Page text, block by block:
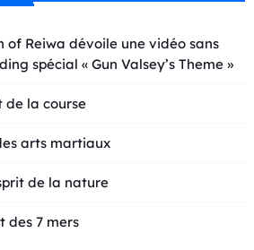
of Reiwa dévoile une vidéo sans
spécial « Gun Valsey’s Theme »
de la course
arts martiaux
de la nature
des 7 mers